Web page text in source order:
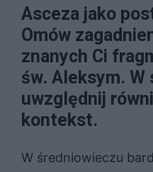
Asceza jako
Omów
znanych Ci
św. Aleksym.
uwzględnij
kontekst.
W średniowieczu